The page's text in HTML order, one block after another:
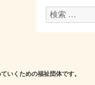
検
いくための福祉団体です。